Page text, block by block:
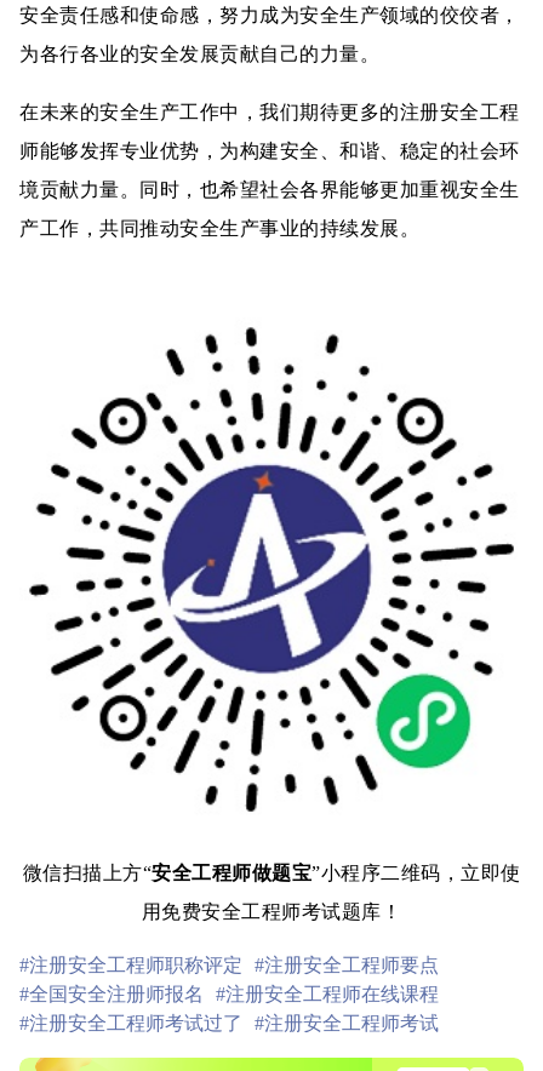
安全责任感和使命感，努力成为安全生产领域的佼佼者，
为各行各业的安全发展贡献自己的力量。
在未来的安全生产工作中，我们期待更多的注册安全工程
师能够发挥专业优势，为构建安全、和谐、稳定的社会环
境贡献力量。同时，也希望社会各界能够更加重视安全生
产工作，共同推动安全生产事业的持续发展。
微信扫描上方“安全工程师做题宝”小程序二维码，立即使
用免费安全工程师考试题库！
#注册安全工程师职称评定
#注册安全工程师要点
#全国安全注册师报名
#注册安全工程师在线课程
#注册安全工程师考试过了
#注册安全工程师考试